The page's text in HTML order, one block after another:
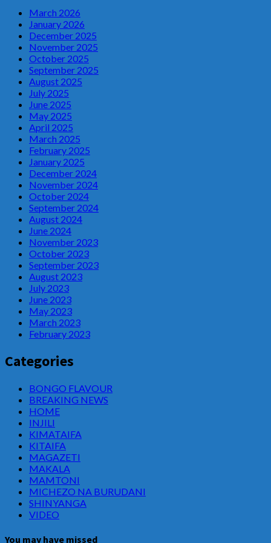
March 2026
January 2026
December 2025
November 2025
October 2025
September 2025
August 2025
July 2025
June 2025
May 2025
April 2025
March 2025
February 2025
January 2025
December 2024
November 2024
October 2024
September 2024
August 2024
June 2024
November 2023
October 2023
September 2023
August 2023
July 2023
June 2023
May 2023
March 2023
February 2023
Categories
BONGO FLAVOUR
BREAKING NEWS
HOME
INJILI
KIMATAIFA
KITAIFA
MAGAZETI
MAKALA
MAMTONI
MICHEZO NA BURUDANI
SHINYANGA
VIDEO
You may have missed